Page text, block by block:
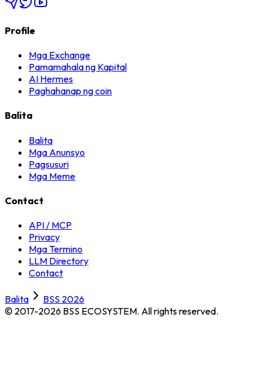
Profile
Mga Exchange
Pamamahala ng Kapital
AI Hermes
Paghahanap ng coin
Balita
Balita
Mga Anunsyo
Pagsusuri
Mga Meme
Contact
API / MCP
Privacy
Mga Termino
LLM Directory
Contact
Balita
BSS 2026
© 2017-2026 BSS ECOSYSTEM. All rights reserved.